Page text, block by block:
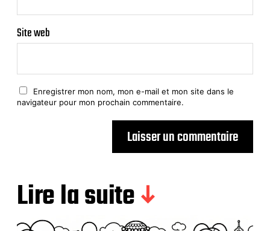
Site web
Enregistrer mon nom, mon e-mail et mon site dans le
navigateur pour mon prochain commentaire.
Lire la suite